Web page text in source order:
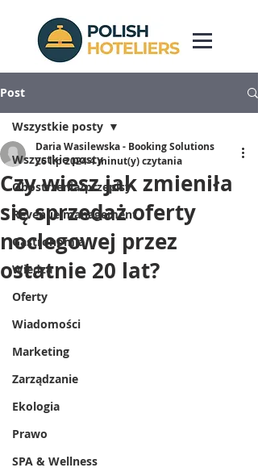
Post
Wszystkie posty
Obostrzenia/przepisy
Revenue management
Gastronomia
Wiedza
Oferty
Wiadomości
Marketing
Zarządzanie
Ekologia
Prawo
SPA & Wellness
Wszystkie posty
Czy wiesz jak zmieniła
się sprzedaż oferty
noclegowej przez
ostatnie 20 lat?
Daria Wasilewska - Booking Solutions
26 lip 20244 minut(y) czytania